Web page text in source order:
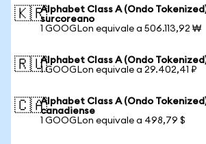
🇰🇷Alphabet Class A (Ondo
surcoreano
1 GOOGLon equivale a 506.113,92 ₩
🇷🇺Alphabet Class A (Ondo
1 GOOGLon equivale a 29.402,41 ₽
🇨🇦Alphabet Class A (Ondo
canadiense
1 GOOGLon equivale a 498,79 $